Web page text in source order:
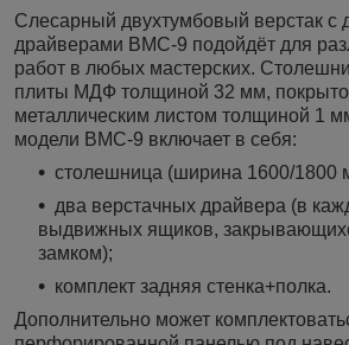
Слесарный двухтумбовый верстак с
драйверами ВМС-9 подойдёт для
работ в любых мастерских.
плиты МДФ толщиной 32 мм,
металлическим листом толщиной 1
модели ВМС-9 включает в себя:
столешница (ширина 1600/1800
два верстачных драйвера (в
выдвижных ящиков,
замком);
комплект задняя стенка+полка.
Дополнительно может